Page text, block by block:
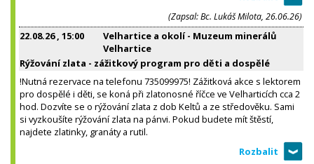
(Zapsal: Bc. Lukáš Milota, 26.06.26)
22.08.26, 15:00
Velhartice a okolí - Muzeum minerálů
Velhartice
Rýžování zlata - zážitkový program pro děti a dospělé
!Nutná rezervace na telefonu 735099975! Zážitková akce s lektorem
pro dospělé i děti, se koná při zlatonosné říčce ve Velharticích cca 2
hod. Dozvíte se o rýžování zlata z dob Keltů a ze středověku. Sami
si vyzkoušíte rýžování zlata na pánvi. Pokud budete mít štěstí,
najdete zlatinky, granáty a rutil.